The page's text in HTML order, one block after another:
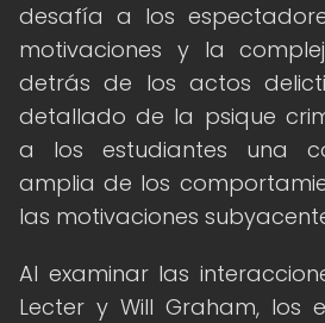
desafía a los
motivaciones y la
detrás de los actos
detallado de la psique
a los estudiantes una
amplia de los
las motivaciones
Al examinar las
Lecter y Will Graham, los